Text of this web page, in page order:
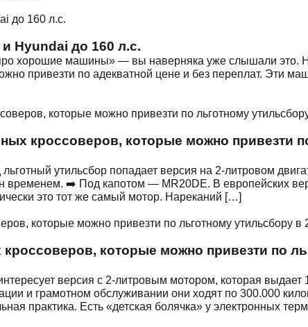
Hyundai до 160 л.с.
хорошие машины» — вы наверняка уже слышали это.
привезти по адекватной цене и без переплат. Эти
кроссоверов, которые можно привезти
утильсбор попадает версия на 2-литровом
➡️ Под капотом — MR20DE. В европейских
это тот же самый мотор. Нареканий […]
которые можно привезти по
версия с 2-литровым мотором, которая
и грамотном обслуживании они ходят по 300.000
практика. Есть «детская болячка» у электронных